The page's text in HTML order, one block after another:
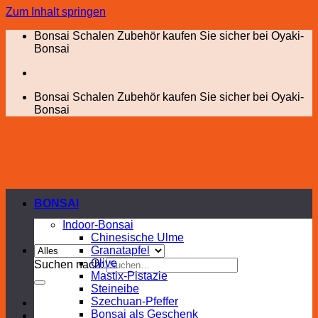
Zum Inhalt springen
Bonsai Schalen Zubehör kaufen Sie sicher bei Oyaki-
Bonsai
Bonsai Schalen Zubehör kaufen Sie sicher bei Oyaki-
Bonsai
Suchen nach:
BONSAI
Indoor-Bonsai
Chinesische Ulme
Granatapfel
Olive
Mastix-Pistazie
Steineibe
Szechuan-Pfeffer
Bonsai als Geschenk